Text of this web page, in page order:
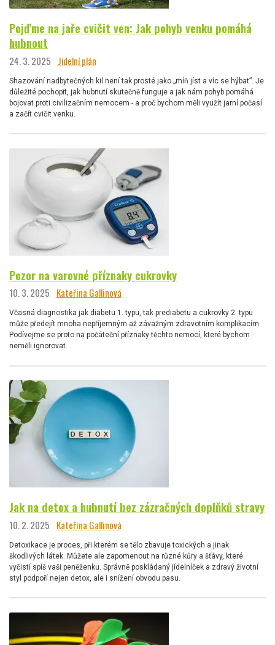
Pojďme na jaře cvičit ven: Jak pohyb venku pomáhá
hubnout
24. 3. 2025 Jídelní plán
Shazování nadbytečných kil není tak prosté jako „míň jíst a víc se hýbat”. Je
důležité pochopit, jak hubnutí skutečně funguje a jak nám pohyb pomáhá
bojovat proti civilizačním nemocem - a proč bychom měli využít jarní počasí
a začít cvičit venku.
Pozor na varovné příznaky cukrovky
10. 3. 2025 Kateřina Gallinová
Včasná diagnostika jak diabetu 1. typu, tak prediabetu a cukrovky 2. typu
může předejít mnoha nepříjemným až závažným zdravotním komplikacím.
Podívejme se proto na počáteční příznaky těchto nemocí, které bychom
neměli ignorovat.
Jak na detox a hubnutí bez zázračných doplňků stravy
10. 2. 2025 Kateřina Gallinová
Detoxikace je proces, při kterém se tělo zbavuje toxických a jinak
škodlivých látek. Můžete ale zapomenout na různé kůry a šťávy, které
vyčistí spíš vaši peněženku. Správně poskládaný jídelníček a zdravý životní
styl podpoří nejen detox, ale i snížení obvodu pasu.